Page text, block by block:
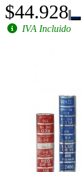
$44.928
IVA Incluido